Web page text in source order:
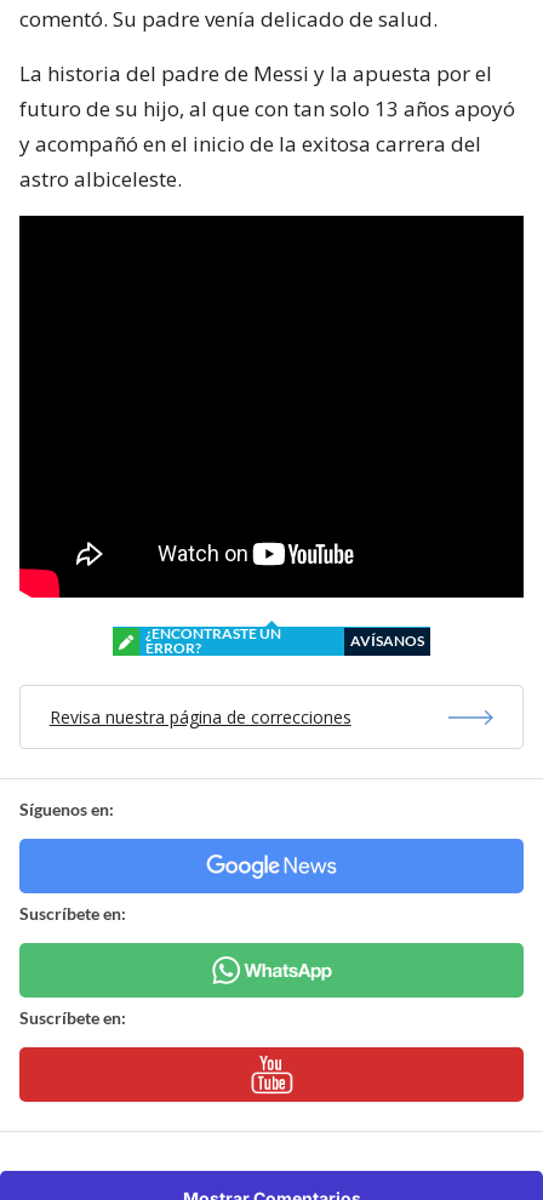
comentó. Su padre venía delicado de salud.
La historia del padre de Messi y la apuesta por el
futuro de su hijo, al que con tan solo 13 años apoyó
y acompañó en el inicio de la exitosa carrera del
astro albiceleste.
¿ENCONTRASTE UN
ERROR?
AVÍSANOS
Revisa nuestra página de correcciones
Síguenos en:
Suscríbete en:
Suscríbete en: